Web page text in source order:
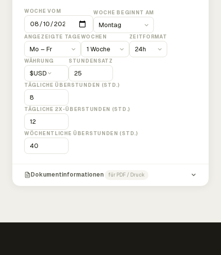
WOCHE VOM WOCHE BEGINNT AM
ANGEZEIGTE TAGEWOCHEN ZEITFORMAT
WÄHRUNG
$USD
STUNDENSATZ
TÄGLICHE ÜBERSTUNDEN (STD.)
TÄGLICHE 2X-ÜBERSTUNDEN (STD.)
WÖCHENTLICHE ÜBERSTUNDEN (STD.)
Dokumentinformationen für PDF / Druck